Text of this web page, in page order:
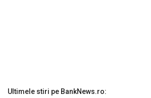
Ultimele stiri pe BankNews.ro: